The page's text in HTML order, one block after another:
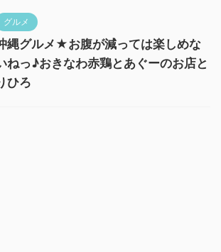
グルメ
縄グルメ★お腹が減っては楽しめな
ねっ♪おきなわ赤鶏とあぐーのお店と
ひろ